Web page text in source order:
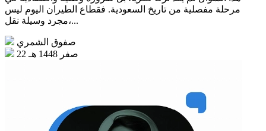
مرحلة مفصلية من تاريخ السعودية. فقطاع الطيران اليوم ليس
مجرد وسيلة نقل،...
صفوق الشمري
22 صفر 1448 هـ